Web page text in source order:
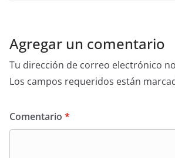
Agregar un comentario
Tu dirección de correo electrónico
Los campos requeridos están
Comentario *